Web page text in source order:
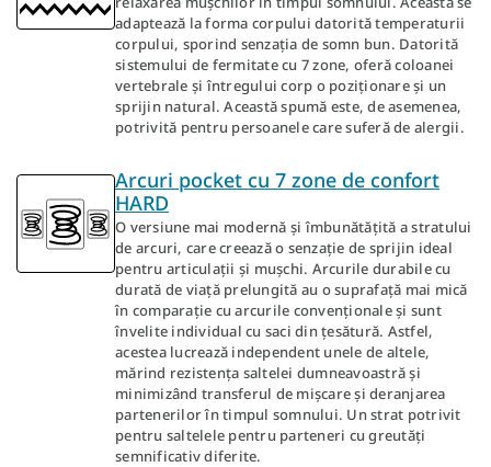
adaptează la forma corpului datorită temperaturii
corpului, sporind senzația de somn bun. Datorită
sistemului de fermitate cu 7 zone, oferă coloanei
vertebrale și întregului corp o poziționare și un
sprijin natural. Această spumă este, de asemenea,
potrivită pentru persoanele care suferă de alergii.
Arcuri pocket cu 7 zone de confort
HARD
O versiune mai modernă și îmbunătățită a stratului
de arcuri, care creează o senzație de sprijin ideal
pentru articulații și mușchi. Arcurile durabile cu
durată de viață prelungită au o suprafață mai mică
în comparație cu arcurile convenționale și sunt
învelite individual cu saci din țesătură. Astfel,
acestea lucrează independent unele de altele,
mărind rezistența saltelei dumneavoastră și
minimizând transferul de mișcare și deranjarea
partenerilor în timpul somnului. Un strat potrivit
pentru saltelele pentru parteneri cu greutăți
semnificativ diferite.